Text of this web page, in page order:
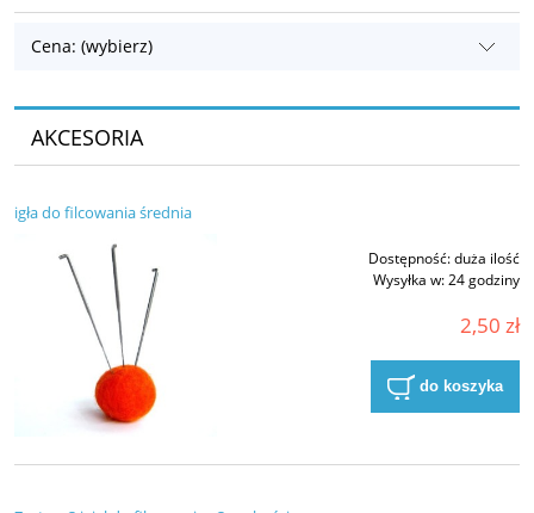
Cena: (wybierz)
AKCESORIA
igła do filcowania średnia
Dostępność:duża ilość
Wysyłka w:24 godziny
2,50 zł
do koszyka